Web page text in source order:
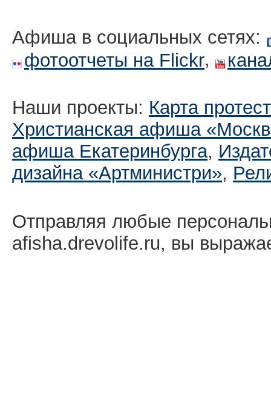
Афиша в социальных сетях:
фотоотчеты на Flickr,
Наши проекты: Карта
Христианская афиша
афиша Екатеринбургa,
дизайна «Артминистри»,
Отправляя любые
afisha.drevolife.ru, вы